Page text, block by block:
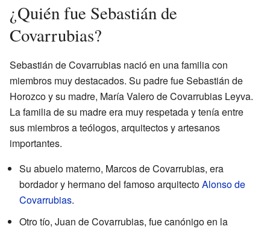
¿Quién fue Sebastián de
Covarrubias?
Sebastián de Covarrubias nació en una familia con
miembros muy destacados. Su padre fue Sebastián de
Horozco y su madre, María Valero de Covarrubias Leyva.
La familia de su madre era muy respetada y tenía entre
sus miembros a teólogos, arquitectos y artesanos
importantes.
Su abuelo materno, Marcos de Covarrubias, era
bordador y hermano del famoso arquitectoAlonso de
Covarrubias.
Otro tío, Juan de Covarrubias, fue canónigo en la